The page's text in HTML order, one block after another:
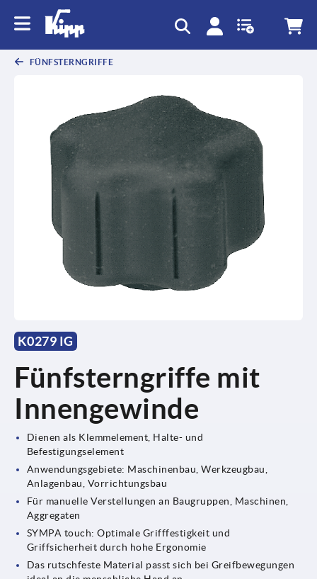
FÜNFSTERNGRIFFE
K0279 IG
Fünfsterngriffe mit
Innengewinde
Dienen als Klemmelement, Halte- und
Befestigungselement
Anwendungsgebiete: Maschinenbau, Werkzeugbau,
Anlagenbau, Vorrichtungsbau
Für manuelle Verstellungen an Baugruppen, Maschinen,
Aggregaten
SYMPA touch: Optimale Grifffestigkeit und
Griffsicherheit durch hohe Ergonomie
Das rutschfeste Material passt sich bei Greifbewegungen